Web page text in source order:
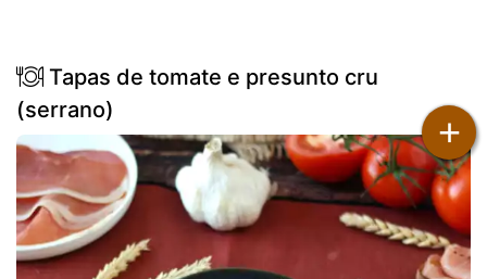
Tapas de tomate e presunto cru
(serrano)
+